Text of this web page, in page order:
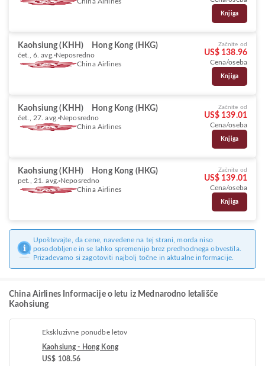
Knjiga
Kaohsiung (KHH) Hong Kong (HKG)
čet., 6. avg. Neposredno
China Airlines
Začnite od
US$ 138.96
Cena/oseba
Knjiga
Kaohsiung (KHH) Hong Kong (HKG)
čet., 27. avg. Neposredno
China Airlines
Začnite od
US$ 139.01
Cena/oseba
Knjiga
Kaohsiung (KHH) Hong Kong (HKG)
pet., 21. avg. Neposredno
China Airlines
Začnite od
US$ 139.01
Cena/oseba
Knjiga
Upoštevajte, da cene, navedene na tej strani, morda niso
posodobljene in se lahko spremenijo brez predhodnega obvestila.
Prizadevamo si zagotoviti najbolj točne in aktualne informacije.
China Airlines Informacije o letu iz Mednarodno letališče
Kaohsiung
Ekskluzivne ponudbe letov
Kaohsiung - Hong Kong
US$ 108.56